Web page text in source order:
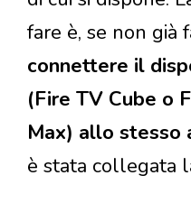
fare è, se non già
connettere il
(Fire TV Cube o
Max) allo stesso
è stata collegata